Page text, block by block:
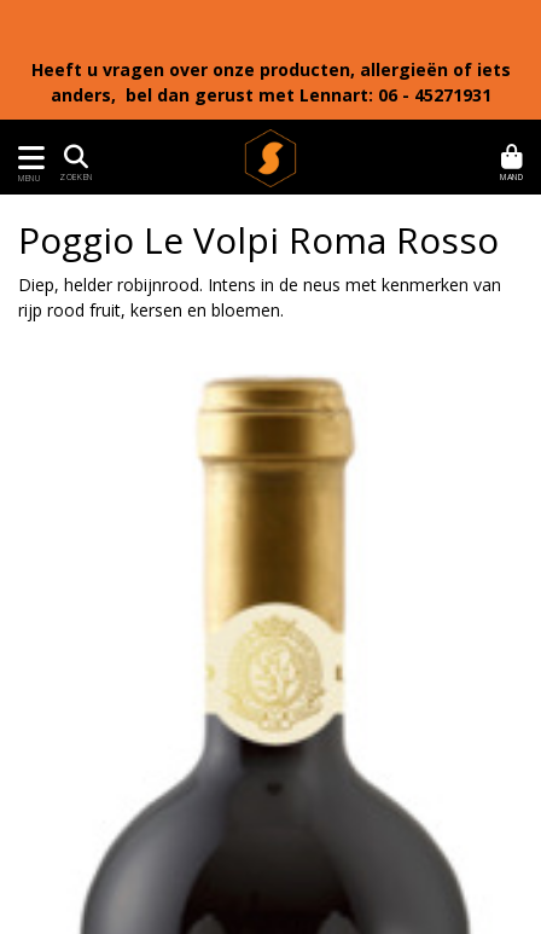
Heeft u vragen over onze producten, allergieën of iets
anders, bel dan gerust met Lennart: 06 - 45271931
MENU ZOEKEN MAND
Poggio Le Volpi Roma Rosso
Diep, helder robijnrood. Intens in de neus met kenmerken van
rijp rood fruit, kersen en bloemen.